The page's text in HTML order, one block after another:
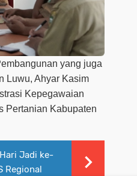
yang juga
Luwu, Ahyar Kasim
Kepegawaian
Pertanian Kabupaten
Jadi ke-
Regional